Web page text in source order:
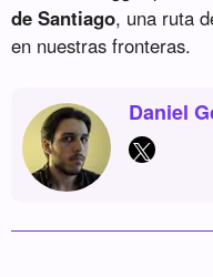
de Santiago, una ruta
en nuestras fronteras.
Daniel